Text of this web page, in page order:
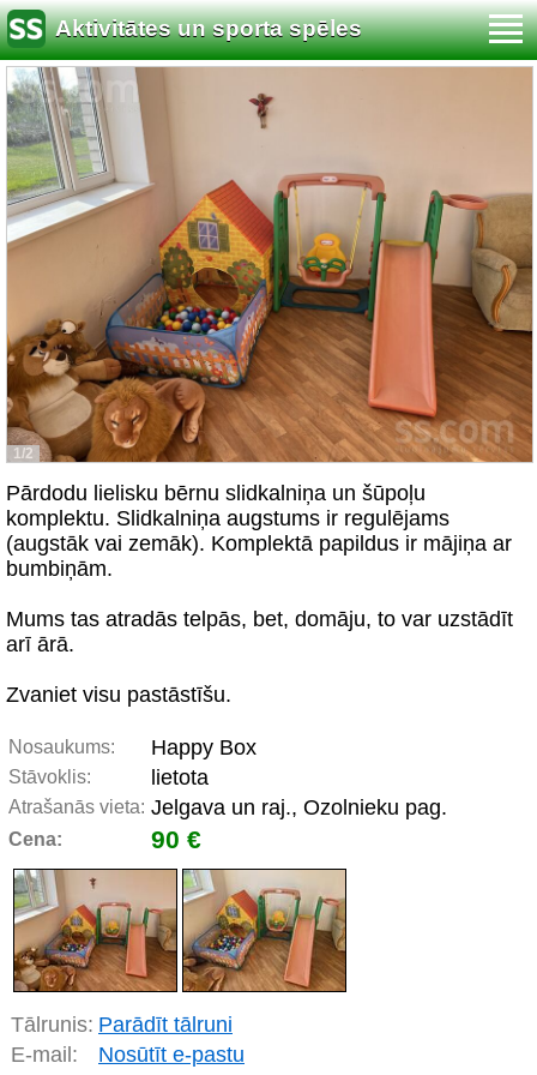
Aktivitātes un sporta spēles
1/2
Pārdodu lielisku bērnu slidkalniņa un šūpoļu
komplektu. Slidkalniņa augstums ir regulējams
(augstāk vai zemāk). Komplektā papildus ir mājiņa ar
bumbiņām.
Mums tas atradās telpās, bet, domāju, to var uzstādīt
arī ārā.
Zvaniet visu pastāstīšu.
Nosaukums: Happy Box
Stāvoklis: lietota
Atrašanās vieta: Jelgava un raj., Ozolnieku pag.
Cena: 90 €
Tālrunis: Parādīt tālruni
E-mail:
Nosūtīt e-pastu